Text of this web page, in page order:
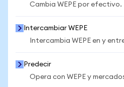
Cambia WEPE por efectivo.
Intercambiar WEPE
Intercambia WEPE en y
Predecir
Opera con WEPE y